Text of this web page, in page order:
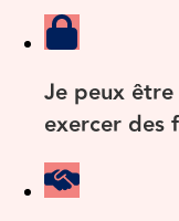
Je peux être
exercer des